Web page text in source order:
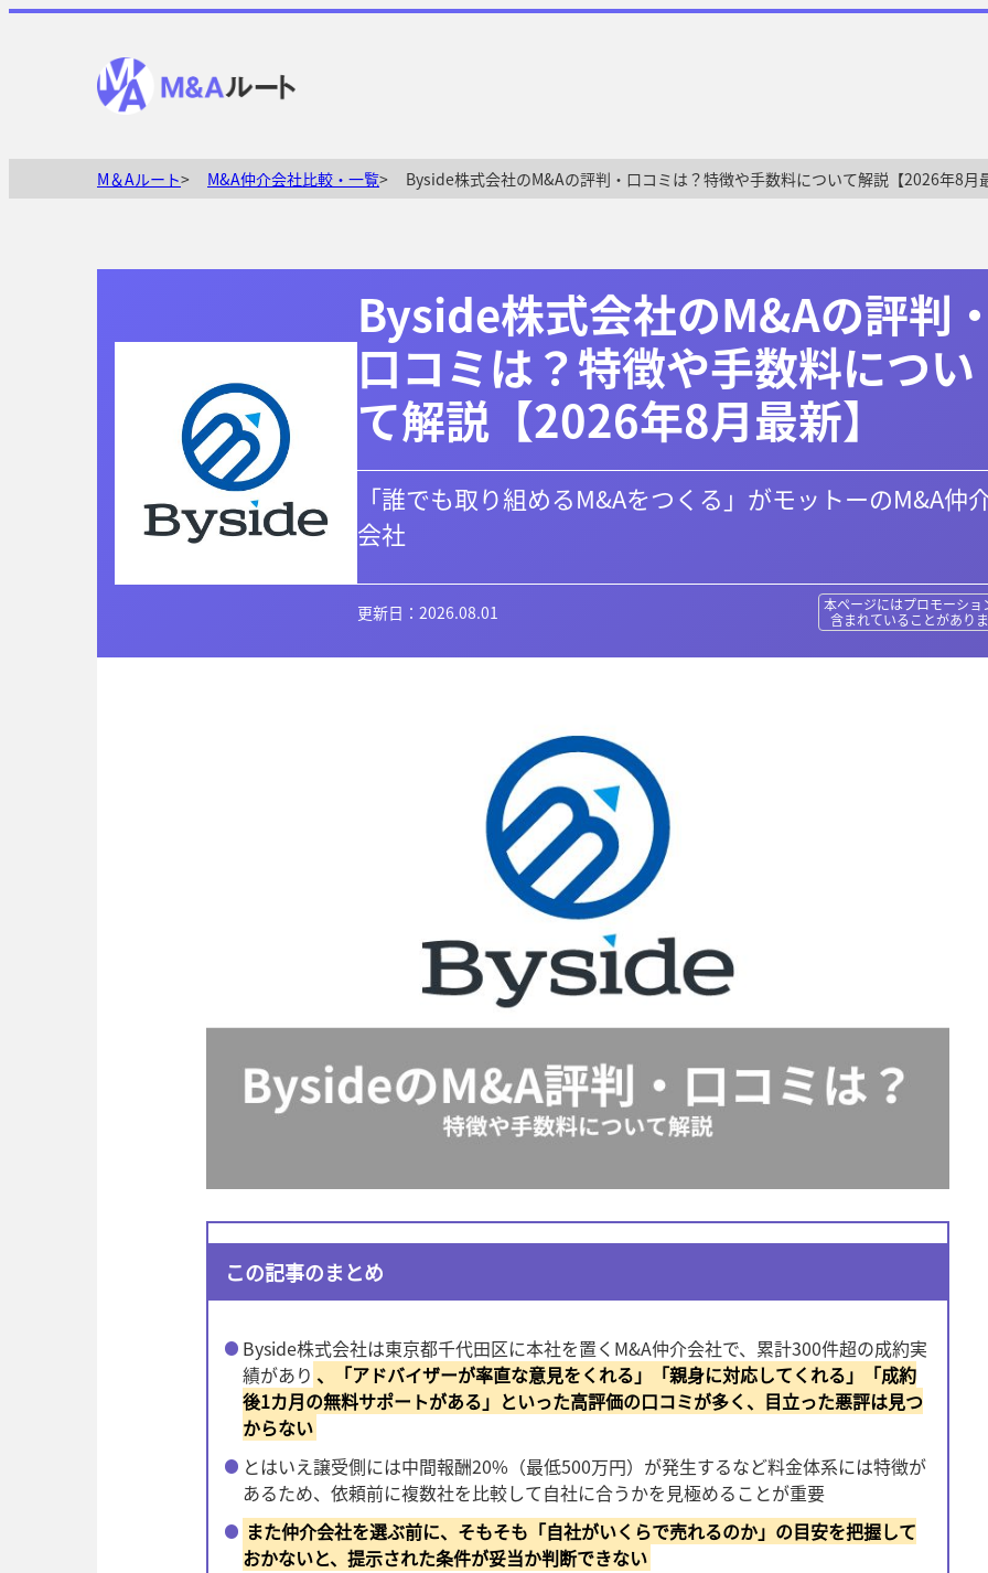
M＆Aルート M&A仲介会社比較・一覧 Byside株式会社のM&Aの評判・口コミは？特徴や手数料について解説【2026年8月
Byside株式会社のM&Aの評判・
口コミは？特徴や手数料につい
て解説【2026年8月最新】
「誰でも取り組めるM&Aをつくる」がモットーのM&A仲
会社
更新日：2026.08.01
本ページにはプロモーショ
含まれていることがあり
この記事のまとめ
Byside株式会社は東京都千代田区に本社を置くM&A仲介会社で、累計300件超の成約実
績があり 、「アドバイザーが率直な意見をくれる」「親身に対応してくれる」「成約
後1カ月の無料サポートがある」といった高評価の口コミが多く、目立った悪評は見つ
からない
とはいえ譲受側には中間報酬20%（最低500万円）が発生するなど料金体系には特徴が
あるため、依頼前に複数社を比較して自社に合うかを見極めることが重要
また仲介会社を選ぶ前に、そもそも「自社がいくらで売れるのか」の目安を把握して
おかないと、提示された条件が妥当か判断できない